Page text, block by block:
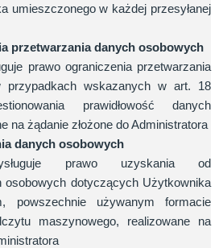
umieszczonego w każdej przesyłanej
przetwarzania danych osobowych
prawo ograniczenia przetwarzania
przypadkach wskazanych w art. 18
prawidłowość danych
na żądanie złożone do Administratora
danych osobowych
prawo uzyskania od
osobowych dotyczących Użytkownika
powszechnie używanym formacie
maszynowego, realizowane na